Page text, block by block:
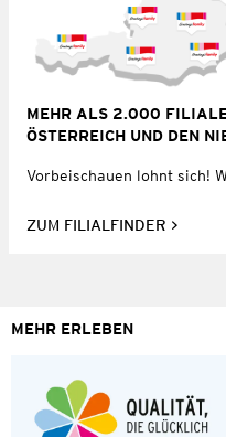
MEHR ALS 2.000
ÖSTERREICH UND DEN
Vorbeischauen lohnt sich!
ZUM FILIALFINDER
MEHR ERLEBEN